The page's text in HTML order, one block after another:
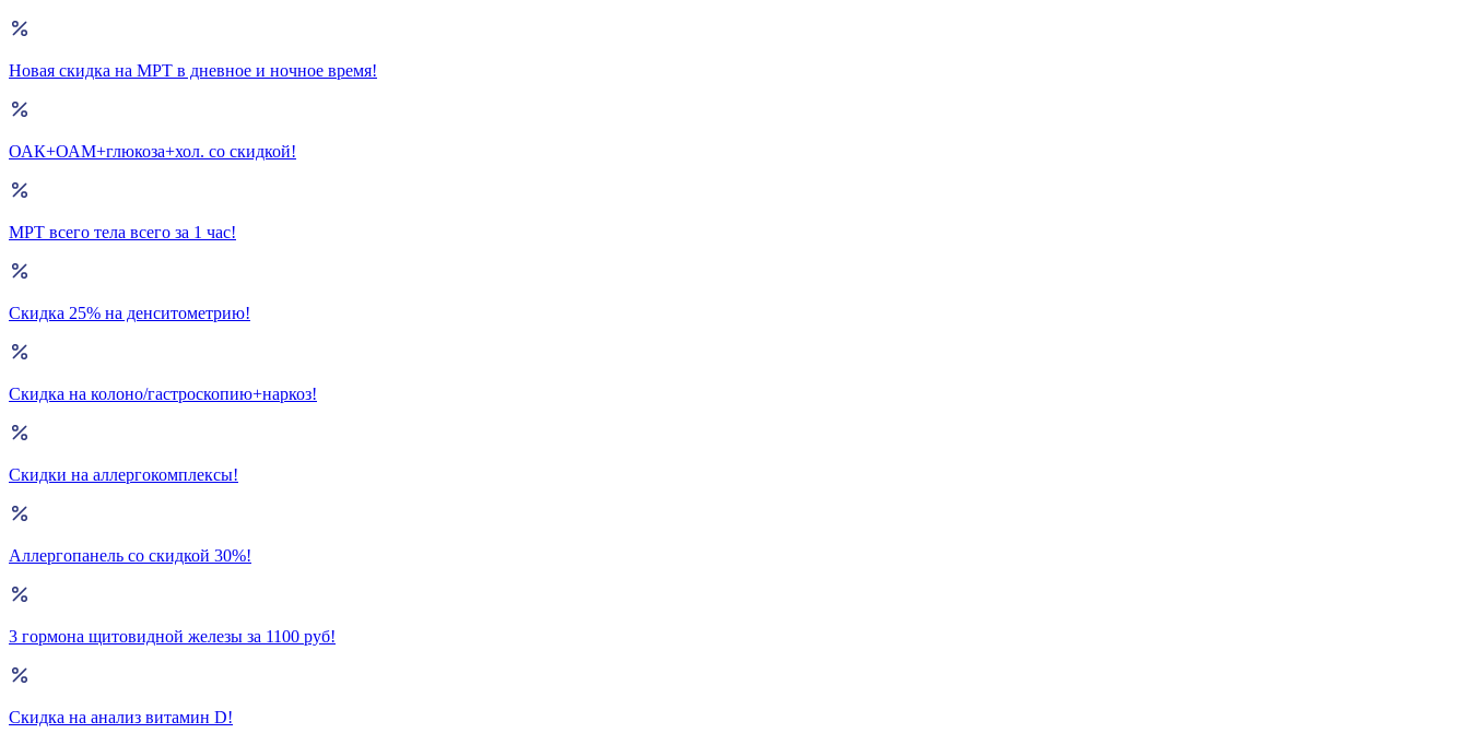
Новая скидка на МРТ в дневное и ночное время!
ОАК+ОАМ+глюкоза+хол. со скидкой!
МРТ всего тела всего за 1 час!
Скидка 25% на денситометрию!
Скидка на колоно/гастроскопию+наркоз!
Скидки на аллергокомплексы!
Аллергопанель со скидкой 30%!
3 гормона щитовидной железы за 1100 руб!
Скидка на анализ витамин D!